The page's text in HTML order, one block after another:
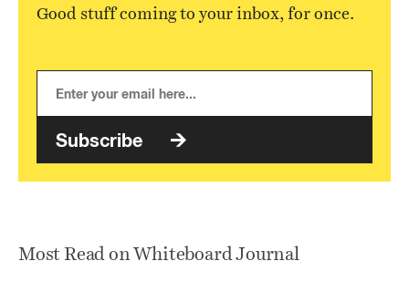
Good stuff coming to your inbox, for once.
Subscribe
Most Read on Whiteboard Journal